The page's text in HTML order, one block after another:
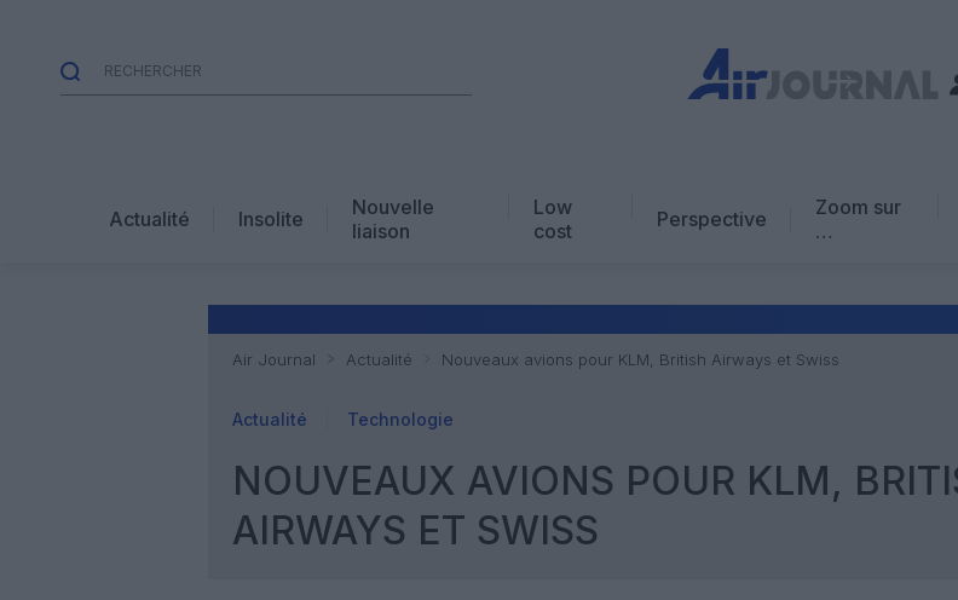
Actualité Insolite
Nouvelle
liaison
Low
cost
Perspective
Zoom sur
…
Avis d’expert
Air Journal Actualité Nouveaux avions pour KLM, British Airways et Swiss
Actualité Technologie
NOUVEAUX AVIONS POUR KLM,
AIRWAYS ET SWISS